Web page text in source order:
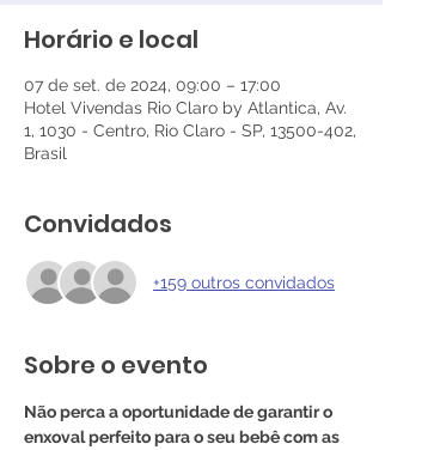
Horário e local
07 de set. de 2024, 09:00 – 17:00
Hotel Vivendas Rio Claro by Atlantica, Av.
1, 1030 - Centro, Rio Claro - SP, 13500-402,
Brasil
Convidados
+159 outros convidados
Sobre o evento
Não perca a oportunidade de garantir o
enxoval perfeito para o seu bebê com as